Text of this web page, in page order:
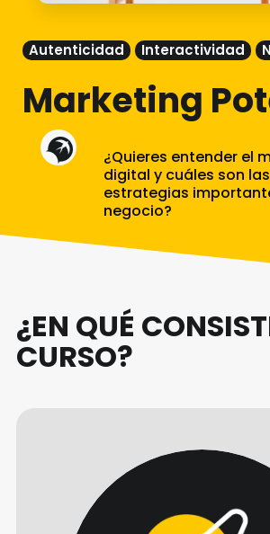
Autenticidad Interactividad
Marketing
¿Quieres entender el
digital y cuáles son las
estrategias
negocio?
¿EN QUÉ
CURSO?